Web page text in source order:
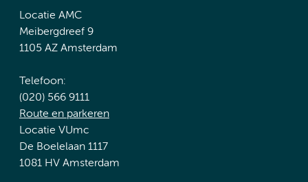
Locatie AMC
Meibergdreef 9
1105 AZ Amsterdam
Telefoon:
(020) 566 9111
Route en parkeren
Locatie VUmc
De Boelelaan 1117
1081 HV Amsterdam